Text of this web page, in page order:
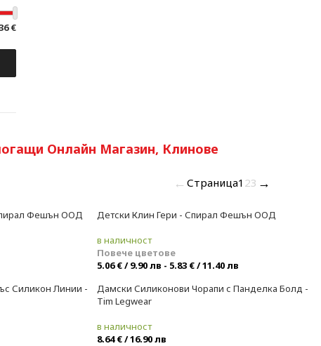
€
Онлайн Магазин, Клинове
← Страница1 23 →
Фешън ООД
Ново
Детски Клин Гери - Спирал Фешън ООД
в наличност
Повече цветове
5.06 € / 9.90 лв - 5.83 € / 11.40 лв
Силикон Линии -
Ново
Дамски Силиконови Чорапи с Панделка Болд -
Tim Legwear
в наличност
8.64 € / 16.90 лв